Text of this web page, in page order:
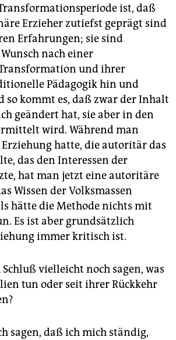
ist, daß
Erzieher zutiefst geprägt sind
Erfahrungen; sie sind
nach einer
und ihrer
Pädagogik hin und
so kommt es, daß zwar der Inhalt
geändert hat, sie aber in den
wird. Während man
hatte, die autoritär das
das den Interessen der
hat man jetzt eine autoritäre
Wissen der Volksmassen
hätte die Methode nichts mit
Es ist aber grundsätzlich
immer kritisch ist.
vielleicht noch sagen, was
tun oder seit ihrer Rückkehr
sagen, daß ich mich ständig,